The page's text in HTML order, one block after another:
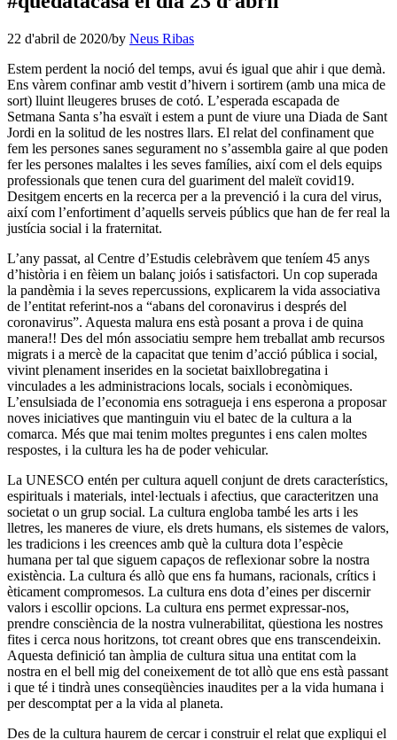
22 d'abril de 2020/by Neus Ribas
Estem perdent la noció del temps, avui és igual que ahir i que demà.
Ens vàrem confinar amb vestit d’hivern i sortirem (amb una mica de
sort) lluint lleugeres bruses de cotó. L’esperada escapada de
Setmana Santa s’ha esvaït i estem a punt de viure una Diada de Sant
Jordi en la solitud de les nostres llars. El relat del confinament que
fem les persones sanes segurament no s’assembla gaire al que poden
fer les persones malaltes i les seves famílies, així com el dels equips
professionals que tenen cura del guariment del maleït covid19.
Desitgem encerts en la recerca per a la prevenció i la cura del virus,
així com l’enfortiment d’aquells serveis públics que han de fer real la
justícia social i la fraternitat.
L’any passat, al Centre d’Estudis celebràvem que teníem 45 anys
d’història i en fèiem un balanç joiós i satisfactori. Un cop superada
la pandèmia i la seves repercussions, explicarem la vida associativa
de l’entitat referint-nos a “abans del coronavirus i després del
coronavirus”. Aquesta malura ens està posant a prova i de quina
manera!! Des del món associatiu sempre hem treballat amb recursos
migrats i a mercè de la capacitat que tenim d’acció pública i social,
vivint plenament inserides en la societat baixllobregatina i
vinculades a les administracions locals, socials i econòmiques.
L’ensulsiada de l’economia ens sotragueja i ens esperona a proposar
noves iniciatives que mantinguin viu el batec de la cultura a la
comarca. Més que mai tenim moltes preguntes i ens calen moltes
respostes, i la cultura les ha de poder vehicular.
La UNESCO entén per cultura aquell conjunt de drets característics,
espirituals i materials, intel·lectuals i afectius, que caracteritzen una
societat o un grup social. La cultura engloba també les arts i les
lletres, les maneres de viure, els drets humans, els sistemes de valors,
les tradicions i les creences amb què la cultura dota l’espècie
humana per tal que siguem capaços de reflexionar sobre la nostra
existència. La cultura és allò que ens fa humans, racionals, crítics i
èticament compromesos. La cultura ens dota d’eines per discernir
valors i escollir opcions. La cultura ens permet expressar-nos,
prendre consciència de la nostra vulnerabilitat, qüestiona les nostres
fites i cerca nous horitzons, tot creant obres que ens transcendeixin.
Aquesta definició tan àmplia de cultura situa una entitat com la
nostra en el bell mig del coneixement de tot allò que ens està passant
i que té i tindrà unes conseqüències inaudites per a la vida humana i
per descomptat per a la vida al planeta.
Des de la cultura haurem de cercar i construir el relat que expliqui el